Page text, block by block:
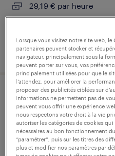
29,19 € par heure
publié le 10 août 2026
infirmier de en
(f/h)
notre-dame-de-
intérim
Lorsque vous visitez notre site web, le
partenaires peuvent stocker et
navigateur, principalement sous la
peuvent porter sur vous, vos
principalement utilisées pour que le
l’attendez, pour améliorer la
proposer des publicités ciblées sur
informations ne permettent pas de
peuvent vous offrir une expérience
nous respectons votre droit à la vie
autoriser les catégories de cookies
nécessaires au bon fonctionnement
“paramétrer”, puis sur les titres des
plus et modifier nos paramètres par